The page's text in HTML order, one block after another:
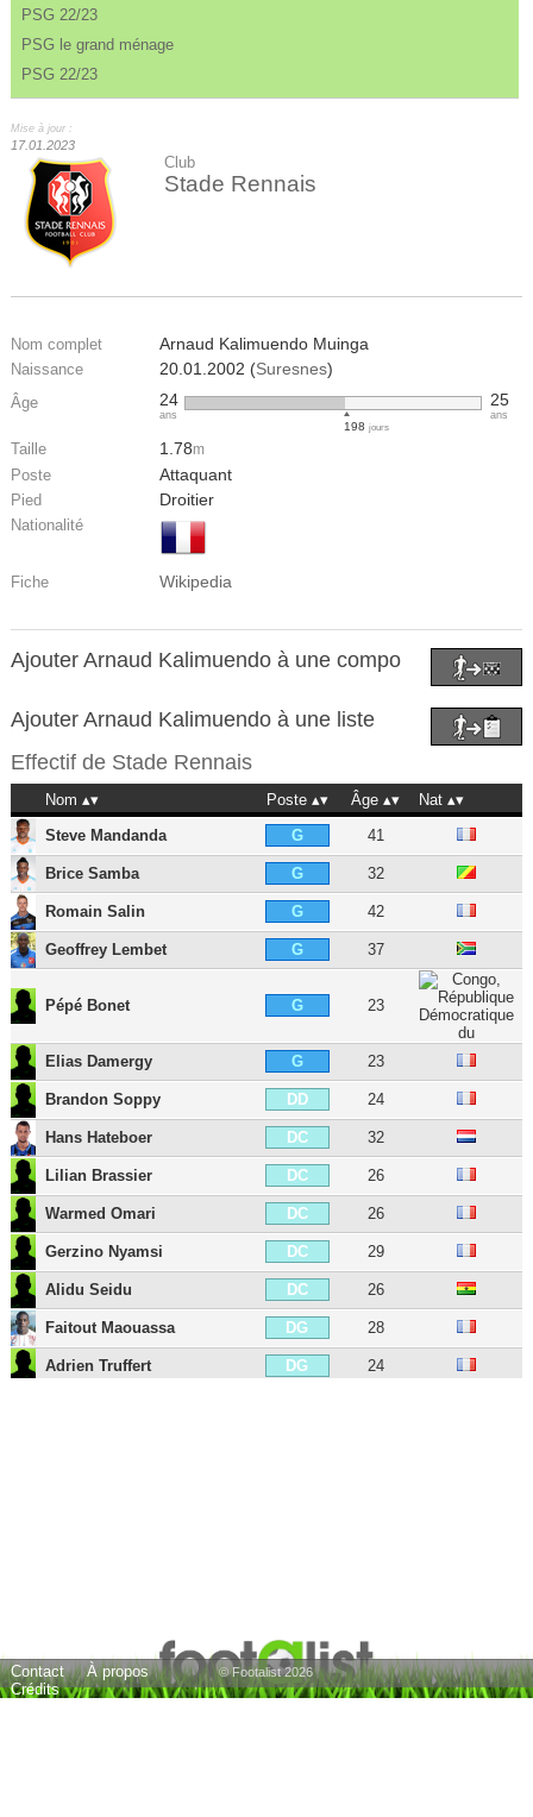
PSG 22/23
PSG le grand ménage
PSG 22/23
Mise à jour :
17.01.2023
Club
Stade Rennais
Nom complet Arnaud Kalimuendo Muinga
Naissance 20.01.2002 (Suresnes)
Âge 24
ans
198 jours
25
ans
Taille 1.78m
Poste Attaquant
Pied Droitier
Nationalité
Fiche Wikipedia
Ajouter Arnaud Kalimuendo à une compo
Ajouter Arnaud Kalimuendo à une liste
Effectif de Stade Rennais
Nom Poste Âge
Nat
Steve Mandanda
G 41
Brice Samba G 32
Romain Salin G 42
Geoffrey Lembet G 37
Pépé Bonet G 23
Elias Damergy G 23
Brandon Soppy DD 24
Hans Hateboer DC 32
Lilian Brassier DC 26
Warmed Omari DC 26
Gerzino Nyamsi DC 29
Alidu Seidu DC 26
Faitout Maouassa DG 28
Adrien Truffert DG 24
James Edward Léa-Siliki MG 30
Contact
À propos
Crédits
© Footalist 2026